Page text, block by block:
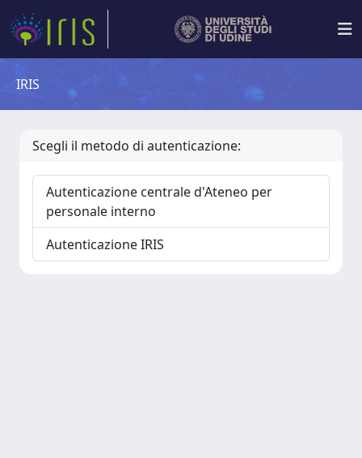
IRIS
Scegli il metodo di autenticazione:
Autenticazione centrale d'Ateneo per
personale interno
Autenticazione IRIS